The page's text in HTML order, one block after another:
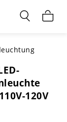
120V